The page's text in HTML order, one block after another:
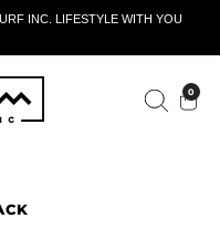
INC. LIFESTYLE WITH YOU
0
ACTIVO